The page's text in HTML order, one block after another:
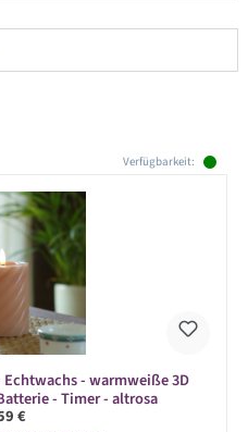
Verfügbarkeit:
Echtwachs - warmweiße 3D
- Timer - altrosa
Preis:
€